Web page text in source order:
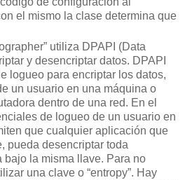
el mismo la clase determina que
utiliza DPAPI (Data
y desencriptar datos. DPAPI
logueo para encriptar los datos,
un usuario en una máquina o
dentro de una red. En el
de logueo de un usuario en
que cualquier aplicación que
pueda desencriptar toda
bajo la misma llave. Para no
una clave o “entropy”. Hay